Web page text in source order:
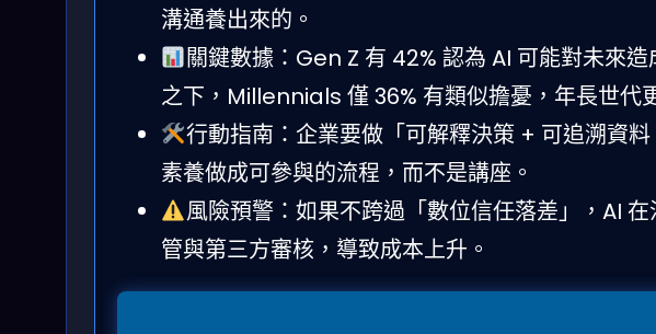
溝通養出來的。
關鍵數據：Gen Z 有 42% 認為 AI 可能對未來
之下，Millennials 僅 36% 有類似擔憂，年長世代
行動指南：企業要做「可解釋決策 + 可追溯資
素養做成可參與的流程，而不是講座。
風險預警：如果不跨過「數位信任落差」，AI
管與第三方審核，導致成本上升。